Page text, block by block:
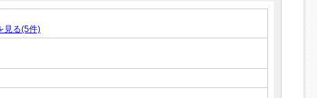
見る(5件)